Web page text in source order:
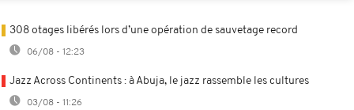
308 otages libérés lors d’une opération de sauvetage record
06/08 - 12:23
Jazz Across Continents : à Abuja, le jazz rassemble les cultures
03/08 - 11:26